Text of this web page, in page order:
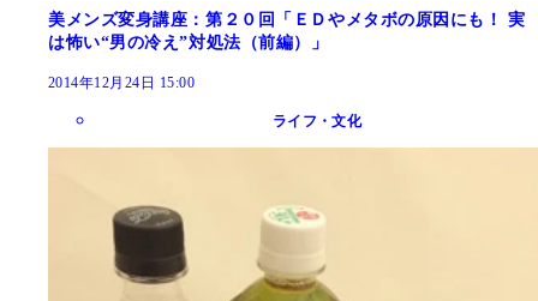
美メンズ変身講座：第２０回「ＥＤやメタボの原因にも！ 実
は怖い“男の冷え”対処法（前編）」
2014年12月24日 15:00
ライフ・文化